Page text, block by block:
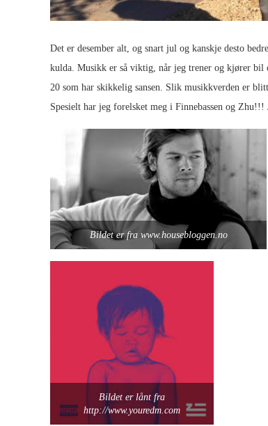
Det er desember alt, og snart jul og kanskje desto
kulda. Musikk er så viktig, når jeg trener og kjører
20 som har skikkelig sansen. Slik musikkverden er
Spesielt har jeg forelsket meg i Finnebassen og
Bildet er fra www.housebloggen.no
Bildet er lånt fra
http://www.youredm.com